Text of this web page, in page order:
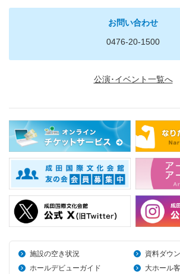
お問い合わせ
0476-20-1500
公演･イベント一覧へ
施設の空き状況
資料ダウ
ホールデビューガイド
大ホール